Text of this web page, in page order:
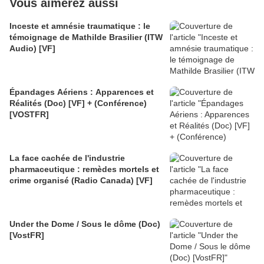
Vous aimerez aussi
Inceste et amnésie traumatique : le
témoignage de Mathilde Brasilier (ITW
Audio) [VF]
Épandages Aériens : Apparences et
Réalités (Doc) [VF] + (Conférence)
[VOSTFR]
La face cachée de l'industrie
pharmaceutique : remèdes mortels et
crime organisé (Radio Canada) [VF]
Under the Dome / Sous le dôme (Doc)
[VostFR]